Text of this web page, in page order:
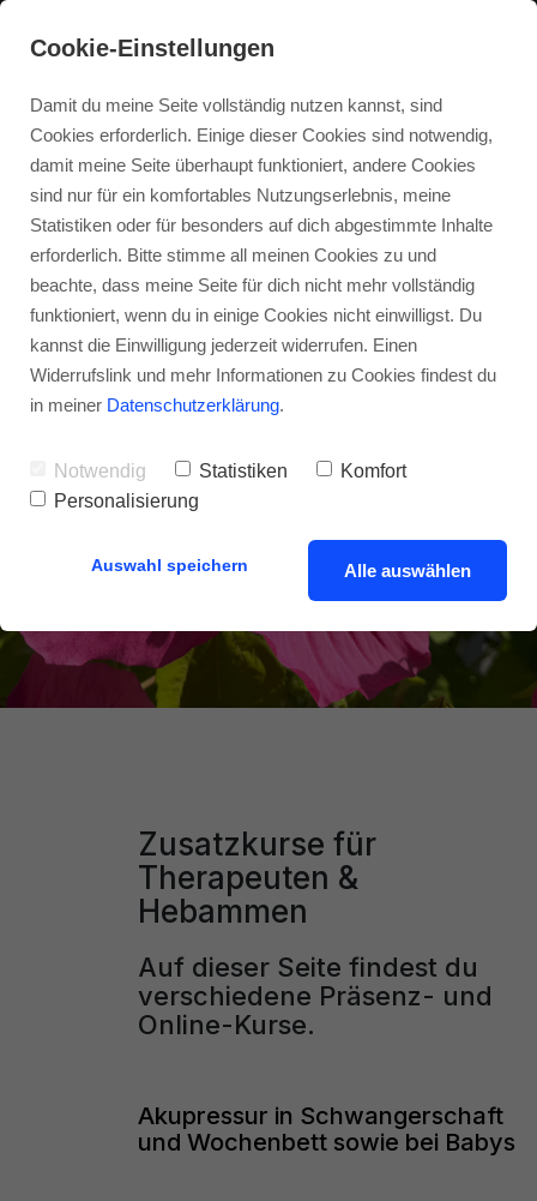
Zusatzkurse für
Therapeuten &
Hebammen
Auf dieser Seite findest du
verschiedene Präsenz- und
Online-Kurse.
Akupressur in Schwangerschaft
und Wochenbett sowie bei Babys
Cookie-Einstellungen
Damit du meine Seite vollständig nutzen kannst, sind
Cookies erforderlich. Einige dieser Cookies sind notwendig,
damit meine Seite überhaupt funktioniert, andere Cookies
sind nur für ein komfortables Nutzungserlebnis, meine
Statistiken oder für besonders auf dich abgestimmte Inhalte
erforderlich. Bitte stimme all meinen Cookies zu und
beachte, dass meine Seite für dich nicht mehr vollständig
funktioniert, wenn du in einige Cookies nicht einwilligst. Du
kannst die Einwilligung jederzeit widerrufen. Einen
Widerrufslink und mehr Informationen zu Cookies findest du
in meiner Datenschutzerklärung.
Notwendig Statistiken
Komfort
Personalisierung
Auswahl speichern Alle auswählen